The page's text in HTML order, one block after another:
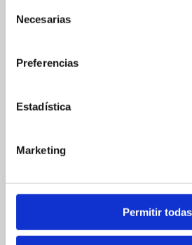
Necesarias
Preferencias
Estadística
Marketing
Permitir todas
Bar cafetería la luna